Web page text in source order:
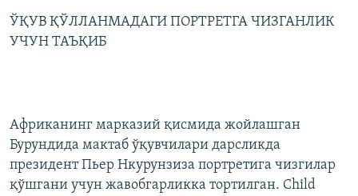
ЎҚУВ ҚЎЛЛАНМАДАГИ ПОРТРЕТГА ЧИЗГАНЛИК
УЧУН ТАЪҚИБ
Африканинг марказий қисмида жойлашган
Бурундида мактаб ўқувчилари дарсликда
президент Пьер Нкурунзиза портретига чизгилар
қўшгани учун жавобгарликка тортилган. Child